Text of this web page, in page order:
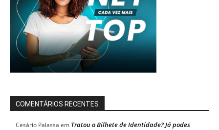
COMENTÁRIOS RECENTES
Cesário Palassa em Tratou o Bilhete de Identidade? Já podes